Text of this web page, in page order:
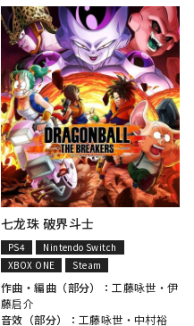
七龙珠 破界斗士
PS4
Nintendo Switch
XBOX ONE
Steam
作曲・編曲（部分）：工藤咏世 ・伊
藤启介
音效（部分）： 工藤咏世 ・ 中村裕